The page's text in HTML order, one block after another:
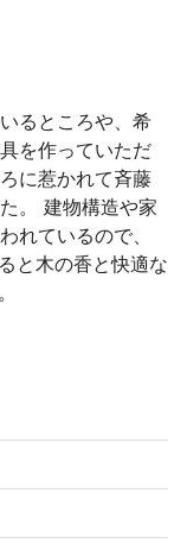
るところや、希
を作っていただ
に惹かれて斉藤
。 建物構造や家
れているので、
と木の香と快適な